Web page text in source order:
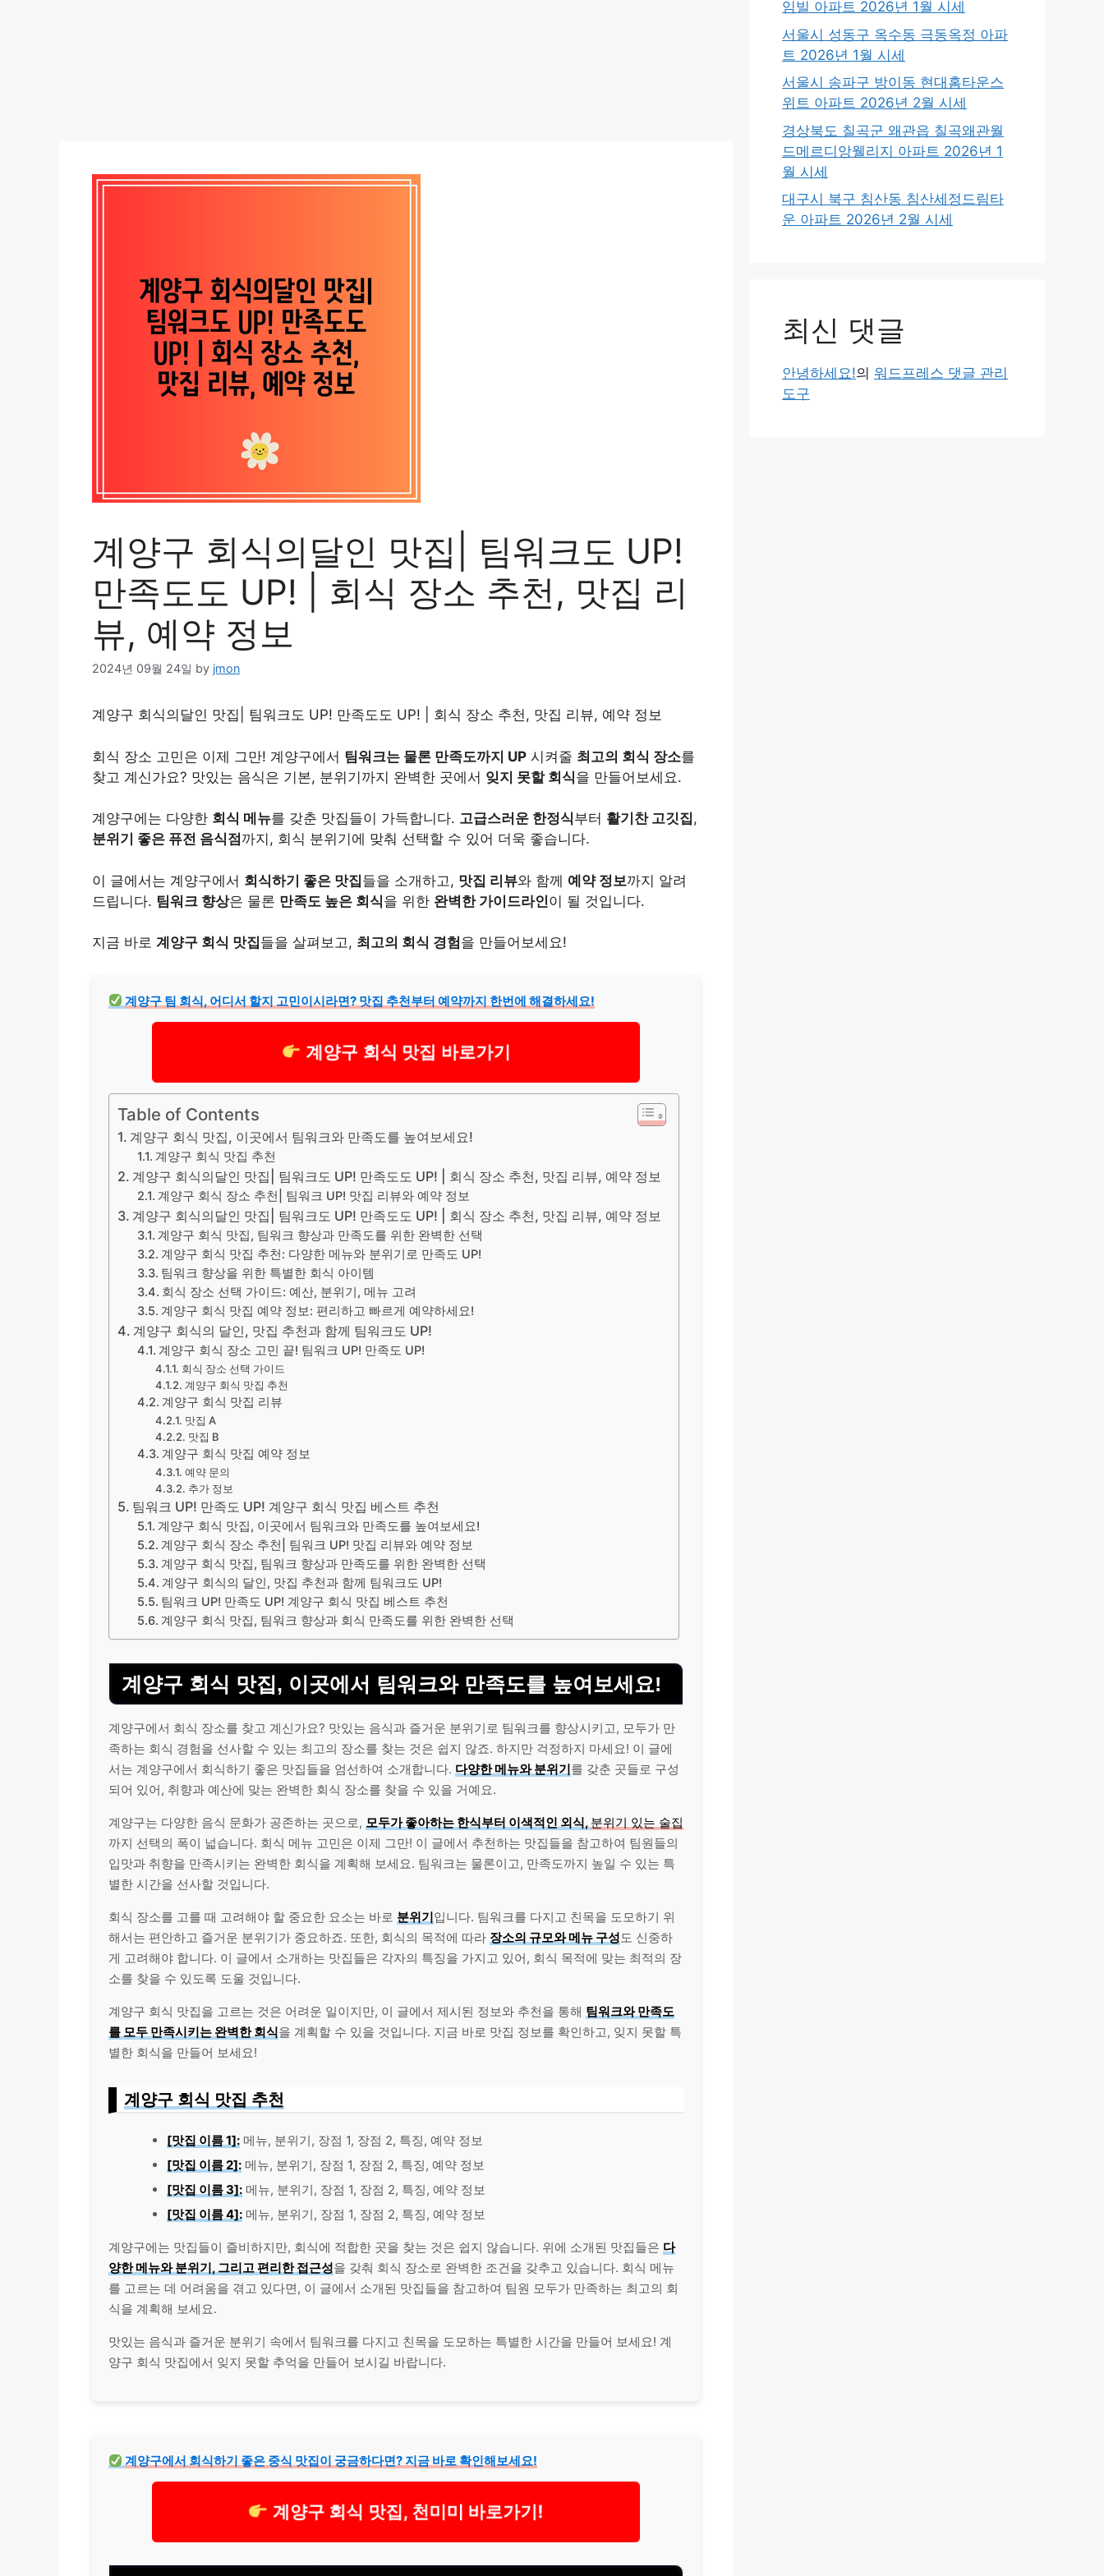
계양구 회식의달인 맛집| 팀워크도 UP!
만족도도 UP! | 회식 장소 추천, 맛집 리
뷰, 예약 정보
2024년 09월 24일 by jmon
계양구 회식의달인 맛집| 팀워크도 UP! 만족도도 UP! | 회식 장소 추천, 맛집 리뷰, 예약 정보
회식 장소 고민은 이제 그만! 계양구에서 팀워크는 물론 만족도까지 UP 시켜줄 최고의 회식 장소를
찾고 계신가요? 맛있는 음식은 기본, 분위기까지 완벽한 곳에서 잊지 못할 회식을 만들어보세요.
계양구에는 다양한 회식 메뉴를 갖춘 맛집들이 가득합니다. 고급스러운 한정식부터 활기찬 고깃집,
분위기 좋은 퓨전 음식점 까지, 회식 분위기에 맞춰 선택할 수 있어 더욱 좋습니다.
이 글에서는 계양구에서 회식하기 좋은 맛집들을 소개하고, 맛집 리뷰와 함께 예약 정보까지 알려
드립니다. 팀워크 향상은 물론 만족도 높은 회식을 위한 완벽한 가이드라인이 될 것입니다.
지금 바로 계양구 회식 맛집들을 살펴보고, 최고의 회식 경험을 만들어보세요!
계양구 팀 회식, 어디서 할지 고민이시라면? 맛집 추천부터 예약까지 한번에 해결하세요!
계양구 회식 맛집 바로가기
Table of Contents
계양구 회식 맛집, 이곳에서 팀워크와 만족도를 높여보세요!
계양구 회식 맛집 추천
계양구 회식의달인 맛집| 팀워크도 UP! 만족도도 UP! | 회식 장소 추천, 맛집 리뷰, 예약 정보
계양구 회식 장소 추천| 팀워크 UP! 맛집 리뷰와 예약 정보
계양구 회식의달인 맛집| 팀워크도 UP! 만족도도 UP! | 회식 장소 추천, 맛집 리뷰, 예약 정보
계양구 회식 맛집, 팀워크 향상과 만족도를 위한 완벽한 선택
계양구 회식 맛집 추천: 다양한 메뉴와 분위기로 만족도 UP!
팀워크 향상을 위한 특별한 회식 아이템
회식 장소 선택 가이드: 예산, 분위기, 메뉴 고려
계양구 회식 맛집 예약 정보: 편리하고 빠르게 예약하세요!
계양구 회식의 달인, 맛집 추천과 함께 팀워크도 UP!
계양구 회식 장소 고민 끝! 팀워크 UP! 만족도 UP!
회식 장소 선택 가이드
계양구 회식 맛집 추천
계양구 회식 맛집 리뷰
맛집 A
맛집 B
계양구 회식 맛집 예약 정보
예약 문의
추가 정보
팀워크 UP! 만족도 UP! 계양구 회식 맛집 베스트 추천
계양구 회식 맛집, 이곳에서 팀워크와 만족도를 높여보세요!
계양구 회식 장소 추천| 팀워크 UP! 맛집 리뷰와 예약 정보
계양구 회식 맛집, 팀워크 향상과 만족도를 위한 완벽한 선택
계양구 회식의 달인, 맛집 추천과 함께 팀워크도 UP!
팀워크 UP! 만족도 UP! 계양구 회식 맛집 베스트 추천
계양구 회식 맛집, 팀워크 향상과 회식 만족도를 위한 완벽한 선택
계양구 회식 맛집, 이곳에서 팀워크와 만족도를 높여보세요!
계양구에서 회식 장소를 찾고 계신가요? 맛있는 음식과 즐거운 분위기로 팀워크를 향상시키고, 모두가 만
족하는 회식 경험을 선사할 수 있는 최고의 장소를 찾는 것은 쉽지 않죠. 하지만 걱정하지 마세요! 이 글에
서는 계양구에서 회식하기 좋은 맛집들을 엄선하여 소개합니다. 다양한 메뉴와 분위기를 갖춘 곳들로 구성
되어 있어, 취향과 예산에 맞는 완벽한 회식 장소를 찾을 수 있을 거예요.
계양구는 다양한 음식 문화가 공존하는 곳으로, 모두가 좋아하는 한식부터 이색적인 외식, 분위기 있는 술집
까지 선택의 폭이 넓습니다. 회식 메뉴 고민은 이제 그만! 이 글에서 추천하는 맛집들을 참고하여 팀원들의
입맛과 취향을 만족시키는 완벽한 회식을 계획해 보세요. 팀워크는 물론이고, 만족도까지 높일 수 있는 특
별한 시간을 선사할 것입니다.
회식 장소를 고를 때 고려해야 할 중요한 요소는 바로 분위기입니다. 팀워크를 다지고 친목을 도모하기 위
해서는 편안하고 즐거운 분위기가 중요하죠. 또한, 회식의 목적에 따라 장소의 규모와 메뉴 구성도 신중하
게 고려해야 합니다. 이 글에서 소개하는 맛집들은 각자의 특징을 가지고 있어, 회식 목적에 맞는 최적의 장
소를 찾을 수 있도록 도울 것입니다.
계양구 회식 맛집을 고르는 것은 어려운 일이지만, 이 글에서 제시된 정보와 추천을 통해 팀워크와 만족도
를 모두 만족시키는 완벽한 회식을 계획할 수 있을 것입니다. 지금 바로 맛집 정보를 확인하고, 잊지 못할 특
별한 회식을 만들어 보세요!
계양구 회식 맛집 추천
[맛집 이름 1]: 메뉴, 분위기, 장점 1, 장점 2, 특징, 예약 정보
[맛집 이름 2]: 메뉴, 분위기, 장점 1, 장점 2, 특징, 예약 정보
[맛집 이름 3]: 메뉴, 분위기, 장점 1, 장점 2, 특징, 예약 정보
[맛집 이름 4]: 메뉴, 분위기, 장점 1, 장점 2, 특징, 예약 정보
계양구에는 맛집들이 즐비하지만, 회식에 적합한 곳을 찾는 것은 쉽지 않습니다. 위에 소개된 맛집들은 다
양한 메뉴와 분위기, 그리고 편리한 접근성을 갖춰 회식 장소로 완벽한 조건을 갖추고 있습니다. 회식 메뉴
를 고르는 데 어려움을 겪고 있다면, 이 글에서 소개된 맛집들을 참고하여 팀원 모두가 만족하는 최고의 회
식을 계획해 보세요.
맛있는 음식과 즐거운 분위기 속에서 팀워크를 다지고 친목을 도모하는 특별한 시간을 만들어 보세요! 계
양구 회식 맛집에서 잊지 못할 추억을 만들어 보시길 바랍니다.
계양구에서 회식하기 좋은 중식 맛집이 궁금하다면? 지금 바로 확인해보세요!
계양구 회식 맛집, 천미미 바로가기!
임빌 아파트 2026년 1월 시세
서울시 성동구 옥수동 극동옥정 아파
트 2026년 1월 시세
서울시 송파구 방이동 현대홈타운스
위트 아파트 2026년 2월 시세
경상북도 칠곡군 왜관읍 칠곡왜관월
드메르디앙웰리지 아파트 2026년 1
월 시세
대구시 북구 침산동 침산세정드림타
운 아파트 2026년 2월 시세
최신 댓글
안녕하세요!의 워드프레스 댓글 관리
도구